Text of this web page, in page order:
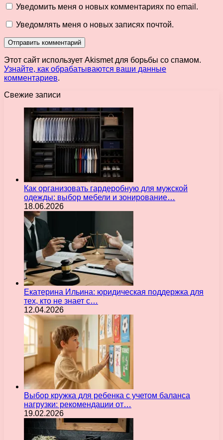
Уведомить меня о новых комментариях по email.
Уведомлять меня о новых записях почтой.
Этот сайт использует Akismet для борьбы со спамом.
Узнайте, как обрабатываются ваши данные
комментариев.
Свежие записи
Как организовать гардеробную для мужской
одежды: выбор мебели и зонирование…
18.06.2026
Екатерина Ильина: юридическая поддержка для
тех, кто не знает с…
12.04.2026
Выбор кружка для ребенка с учетом баланса
нагрузки: рекомендации от…
19.02.2026